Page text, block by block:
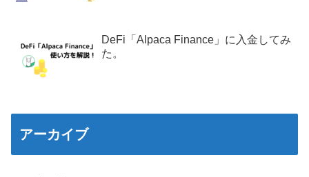
DeFi「Alpaca Finance」に入金してみ
た。
アーカイブ